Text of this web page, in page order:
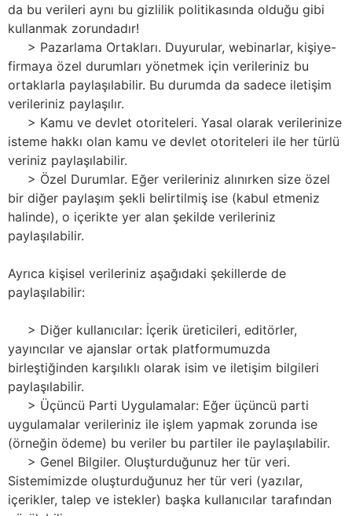
da bu verileri aynı bu gizlilik politikasında olduğu gibi
kullanmak zorundadır!
> Pazarlama Ortakları. Duyurular, webinarlar, kişiye-
firmaya özel durumları yönetmek için verileriniz bu
ortaklarla paylaşılabilir. Bu durumda da sadece iletişim
verileriniz paylaşılır.
> Kamu ve devlet otoriteleri. Yasal olarak verilerinize
isteme hakkı olan kamu ve devlet otoriteleri ile her türlü
veriniz paylaşılabilir.
> Özel Durumlar. Eğer verileriniz alınırken size özel
bir diğer paylaşım şekli belirtilmiş ise (kabul etmeniz
halinde), o içerikte yer alan şekilde verileriniz
paylaşılabilir.
Ayrıca kişisel verileriniz aşağıdaki şekillerde de
paylaşılabilir:
> Diğer kullanıcılar: İçerik üreticileri, editörler,
yayıncılar ve ajanslar ortak platformumuzda
birleştiğinden karşılıklı olarak isim ve iletişim bilgileri
paylaşılabilir.
> Üçüncü Parti Uygulamalar: Eğer üçüncü parti
uygulamalar verileriniz ile işlem yapmak zorunda ise
(örneğin ödeme) bu veriler bu partiler ile paylaşılabilir.
> Genel Bilgiler. Oluşturduğunuz her tür veri.
Sistemimizde oluşturduğunuz her tür veri (yazılar,
içerikler, talep ve istekler) başka kullanıcılar tarafından